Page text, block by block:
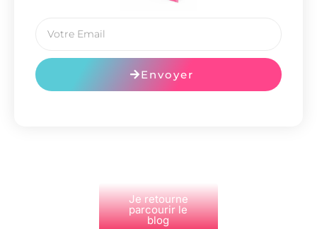
Envoyer
Je retourne
parcourir le
blog